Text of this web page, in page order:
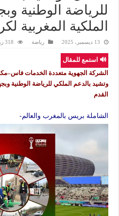
للرياضة الوطنية
الملكية المغربية
13 ديسمبر، 2025 رياضة 318 زيارة
🔊 استمع للمقال
الشركة الجهوية متعددة الخدمات
وتشيد بالدعم الملكي للرياضة الوطنية
القدم
الشاملة بريس بالمغرب والعالم-